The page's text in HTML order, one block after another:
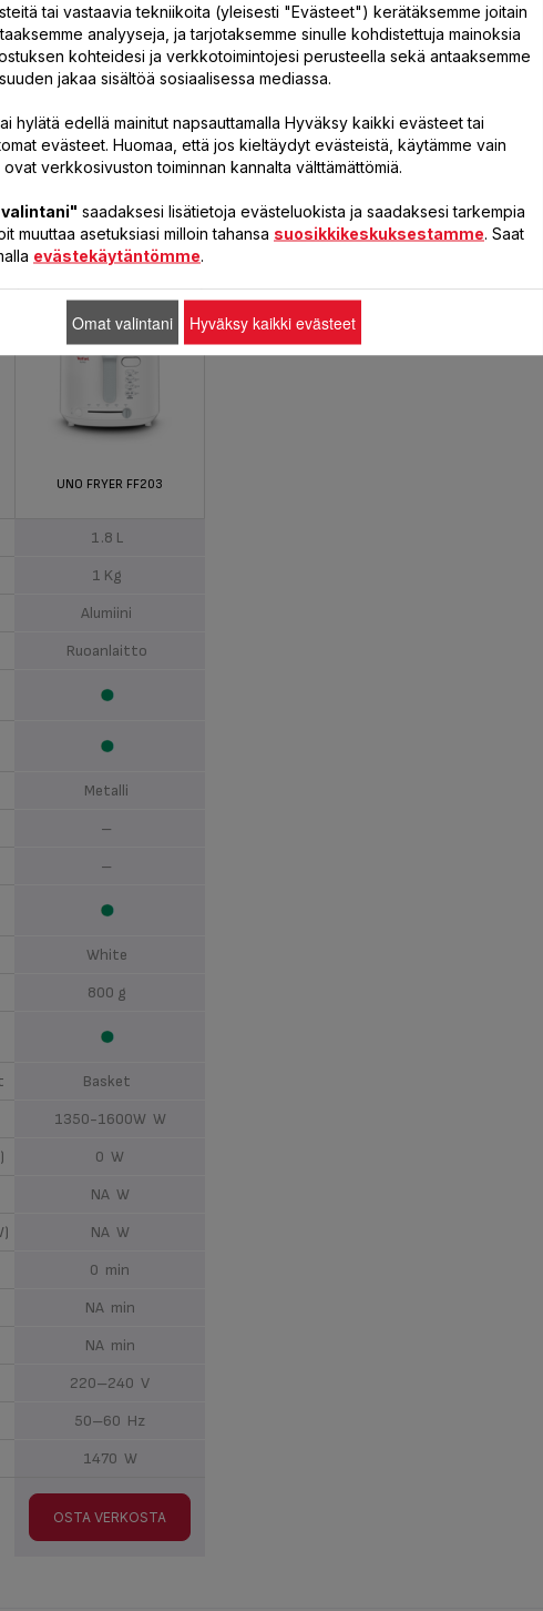
LISÄÄ KORIIN
LISÄÄ KORIIN
UNO FRYER FF203
1.8 L
1 Kg
Alumiini
Ruoanlaitto
Metalli
–
–
White
800 g
Basket
1350-1600W W
0 W
NA W
NA W
0 min
NA min
NA min
220–240 V
50–60 Hz
1470 W
OSTA VERKOSTA
tai vastaavia tekniikoita (yleisesti "Evästeet") kerätäksemme joitain
analyyseja, ja tarjotaksemme sinulle kohdistettuja mainoksia
kohteidesi ja verkkotoimintojesi perusteella sekä antaaksemme
jakaa sisältöä sosiaalisessa mediassa.
hylätä edellä mainitut napsauttamalla Hyväksy kaikki evästeet tai
evästeet. Huomaa, että jos kieltäydyt evästeistä, käytämme vain
verkkosivuston toiminnan kannalta välttämättömiä.
saadaksesi lisätietoja evästeluokista ja saadaksesi tarkempia
muuttaa asetuksiasi milloin tahansa suosikkikeskuksestamme. Saat
evästekäytäntömme.
Omat valintani Hyväksy kaikki evästeet